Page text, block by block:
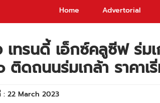
Home Advertorial
เทรนดี้ เอ็กซ์คลูซีฟ ร่ม
ติดถนนร่มเกล้า ราคาเ
22 March 2023